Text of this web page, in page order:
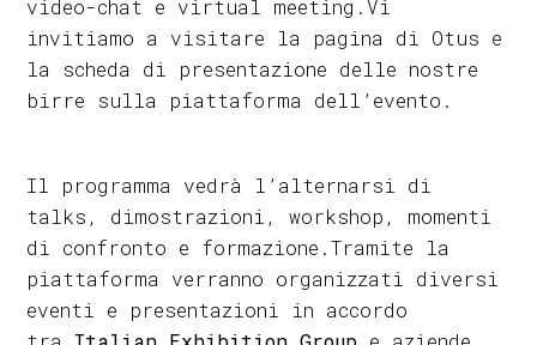
video-chat e virtual meeting.Vi
invitiamo a visitare la pagina di Otus e
la scheda di presentazione delle nostre
birre sulla piattaforma dell’evento.
Il programma vedrà l’alternarsi di
talks, dimostrazioni, workshop, momenti
di confronto e formazione.Tramite la
piattaforma verranno organizzati diversi
eventi e presentazioni in accordo